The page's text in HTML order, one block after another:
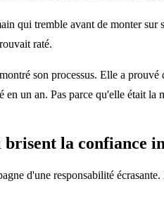
qui tremble avant de monter
raté.
son processus. Elle a
un an. Pas parce qu'elle était la
brisent la confiance
d'une responsabilité